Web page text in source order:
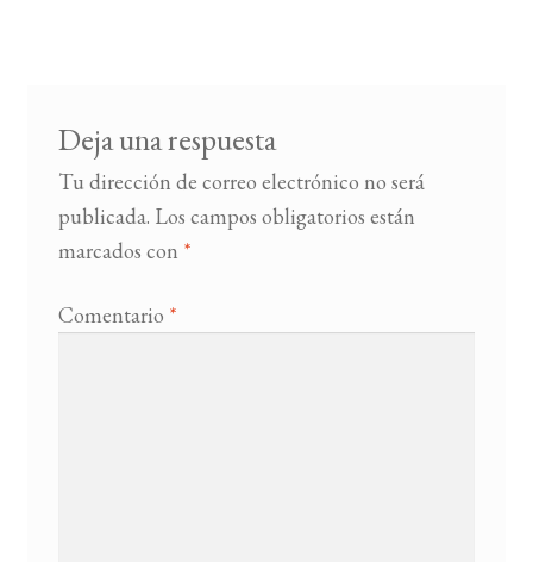
Deja una respuesta
Tu dirección de correo electrónico no será
publicada. Los campos obligatorios están
marcados con *
Comentario *